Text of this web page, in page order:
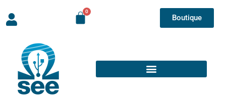
Boutique